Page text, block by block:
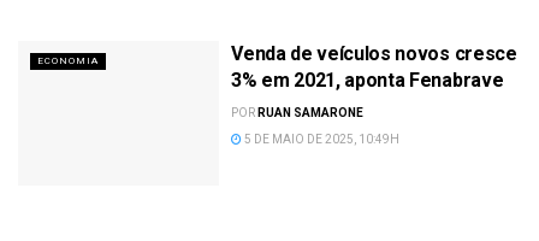
ECONOMIA
Venda de veículos novos cresce
3% em 2021, aponta Fenabrave
POR RUAN SAMARONE
5 DE MAIO DE 2025, 10:49H